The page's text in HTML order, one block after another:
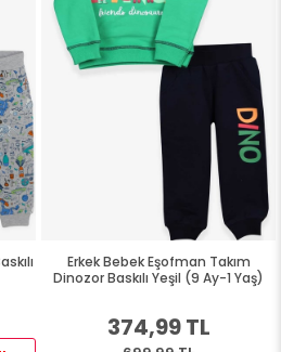
Erkek Bebek Eşofman Takım
Dinozor Baskılı Yeşil (9 Ay-1 Yaş)
374,99 TL